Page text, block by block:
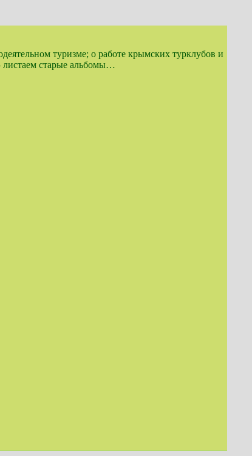
туризме; о работе крымских турклубов и
листаем старые альбомы…